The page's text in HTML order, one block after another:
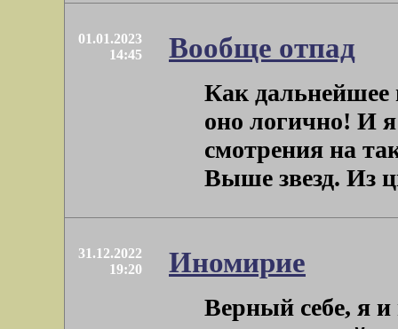
01.01.2023
14:45
Вообще отпад
Как
оно логично! И
смотрения на
Выше звезд. Из
31.12.2022
19:20
Иномирие
Верный себе, я и